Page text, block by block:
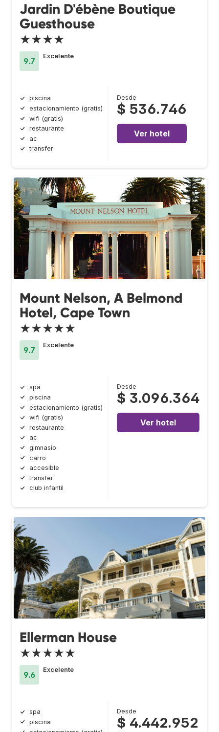
Jardin D'ébène Boutique
Guesthouse
★★★★
9.7
Excelente
piscina
estacionamiento (gratis)
wifi (gratis)
restaurante
ac
transfer
Desde
$ 536.746
Ver hotel
Mount Nelson, A Belmond
Hotel, Cape Town
★★★★★
9.7
Excelente
spa
piscina
estacionamiento (gratis)
wifi (gratis)
restaurante
ac
gimnasio
carro
accesible
transfer
club infantil
Desde
$ 3.096.364
Ver hotel
Ellerman House
★★★★★
9.6
Excelente
spa
piscina
Desde
$ 4.442.952